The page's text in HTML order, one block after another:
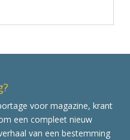
voor magazine, krant
een compleet nieuw
van een bestemming